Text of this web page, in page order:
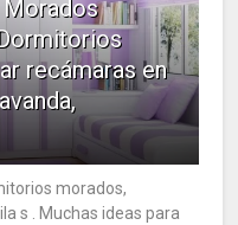
recámaras en
morados,
s . Muchas ideas para